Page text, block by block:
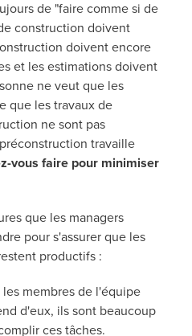
de "faire comme si de
construction doivent
doivent encore
et les estimations doivent
ne veut que les
que les travaux de
ne sont pas
travaille
vous faire pour minimiser
que les managers
pour s'assurer que les
productifs :
les membres de l'équipe
d'eux, ils sont beaucoup
ces tâches.